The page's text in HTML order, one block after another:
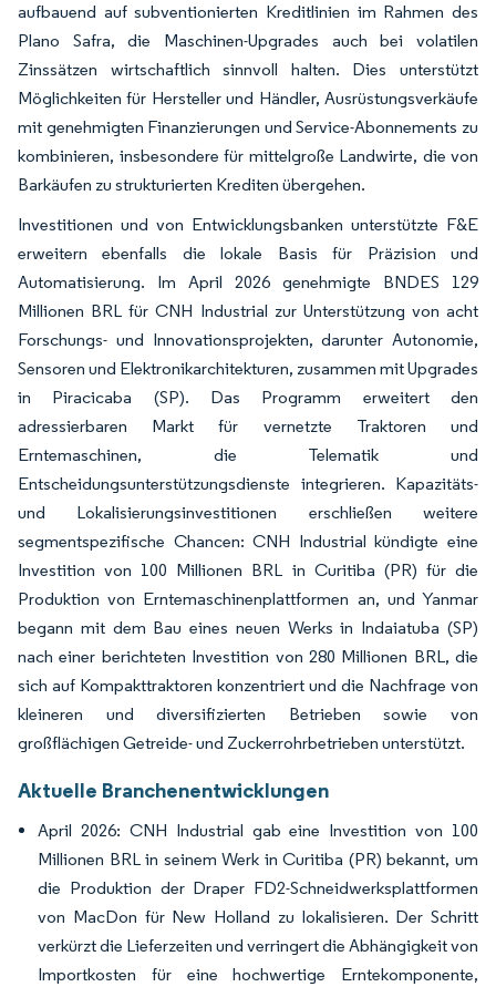
aufbauend auf subventionierten Kreditlinien im Rahmen des
Plano Safra, die Maschinen-Upgrades auch bei volatilen
Zinssätzen wirtschaftlich sinnvoll halten. Dies unterstützt
Möglichkeiten für Hersteller und Händler, Ausrüstungsverkäufe
mit genehmigten Finanzierungen und Service-Abonnements zu
kombinieren, insbesondere für mittelgroße Landwirte, die von
Barkäufen zu strukturierten Krediten übergehen.
Investitionen und von Entwicklungsbanken unterstützte F&E
erweitern ebenfalls die lokale Basis für Präzision und
Automatisierung. Im April 2026 genehmigte BNDES 129
Millionen BRL für CNH Industrial zur Unterstützung von acht
Forschungs- und Innovationsprojekten, darunter Autonomie,
Sensoren und Elektronikarchitekturen, zusammen mit Upgrades
in Piracicaba (SP). Das Programm erweitert den
adressierbaren Markt für vernetzte Traktoren und
Erntemaschinen, die Telematik und
Entscheidungsunterstützungsdienste integrieren. Kapazitäts-
und Lokalisierungsinvestitionen erschließen weitere
segmentspezifische Chancen: CNH Industrial kündigte eine
Investition von 100 Millionen BRL in Curitiba (PR) für die
Produktion von Erntemaschinenplattformen an, und Yanmar
begann mit dem Bau eines neuen Werks in Indaiatuba (SP)
nach einer berichteten Investition von 280 Millionen BRL, die
sich auf Kompakttraktoren konzentriert und die Nachfrage von
kleineren und diversifizierten Betrieben sowie von
großflächigen Getreide- und Zuckerrohrbetrieben unterstützt.
Aktuelle Branchenentwicklungen
April 2026: CNH Industrial gab eine Investition von 100
Millionen BRL in seinem Werk in Curitiba (PR) bekannt, um
die Produktion der Draper FD2-Schneidwerksplattformen
von MacDon für New Holland zu lokalisieren. Der Schritt
verkürzt die Lieferzeiten und verringert die Abhängigkeit von
Importkosten für eine hochwertige Erntekomponente,